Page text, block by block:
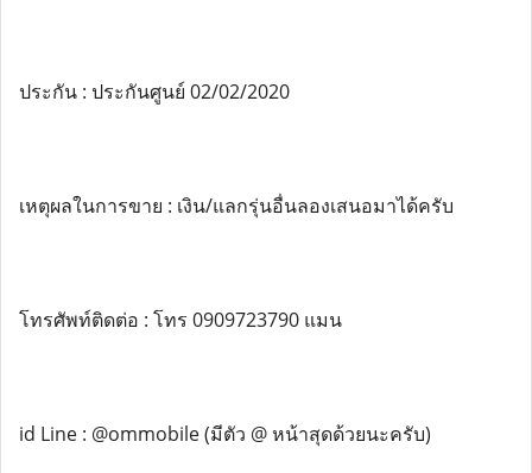
ประกัน : ประกันศูนย์ 02/02/2020
เหตุผลในการขาย : เงิน/แลกรุ่นอื่นลองเสนอมาได้ครับ
โทรศัพท์ติดต่อ : โทร 0909723790 แมน
id Line : @ommobile (มีตัว @ หน้าสุดด้วยนะครับ)